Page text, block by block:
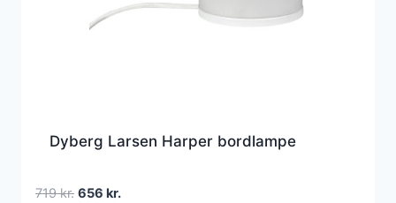
Dyberg Larsen Harper bordlampe
719kr. Den
656 kr.Den